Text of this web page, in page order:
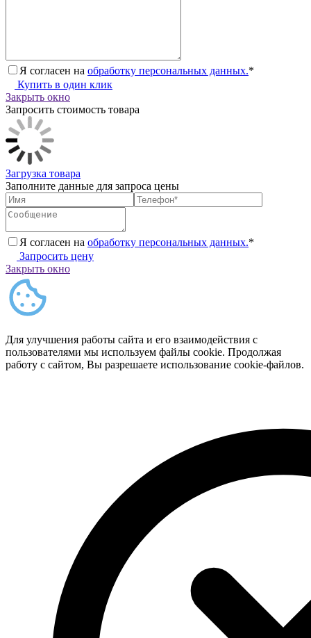
Я согласен на обработку персональных данных.*
Купить в один клик
Закрыть окно
Запросить стоимость товара
Загрузка товара
Заполните данные для запроса цены
Я согласен на обработку персональных данных.*
Запросить цену
Закрыть окно
Для улучшения работы сайта и его взаимодействия с
пользователями мы используем файлы cookie. Продолжая
работу с сайтом, Вы разрешаете использование cookie-файлов.